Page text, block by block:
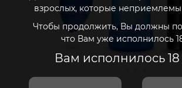
взрослых, которые неприемлемы
Чтобы продолжить, Вы должны
что Вам уже исполнилось
Вам исполнилось 18